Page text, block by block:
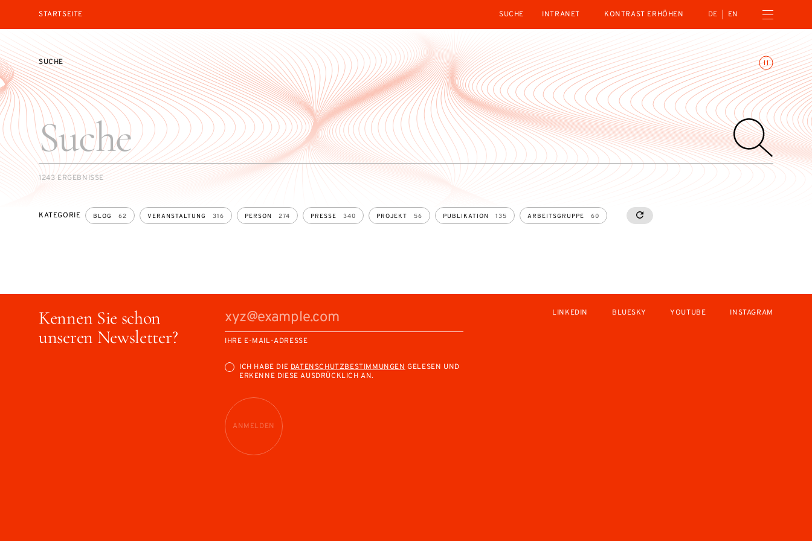
STARTSEITE
INTRANET
KONTRAST ERHÖHEN DE EN Menü öffnen
Animationen umschalten
SUCHE
1243 ERGEBNISSE
SEARCH
KATEGORIE BLOG 62 VERANSTALTUNG 316 PERSON 274 PRESSE 340 PROJEKT 56 PUBLIKATION 135 ARBEITSGRUPPE 60 RESETALL
Kennen Sie schon
unseren Newsletter?
IHRE E-MAIL-ADRESSE
ICH HABE DIE DATENSCHUTZBESTIMMUNGEN GELESEN UND
ERKENNE DIESE AUSDRÜCKLICH AN.
ANMELDEN
LINKEDIN BLUESKY YOUTUBE INSTAGRAM